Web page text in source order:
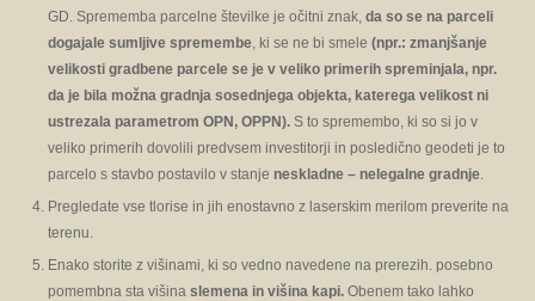
GD. Sprememba parcelne številke je očitni znak, da so se na parceli
dogajale sumljive spremembe, ki se ne bi smele (npr.: zmanjšanje
velikosti gradbene parcele se je v veliko primerih spreminjala, npr.
da je bila možna gradnja sosednjega objekta, katerega velikost ni
ustrezala parametrom OPN, OPPN). S to spremembo, ki so si jo v
veliko primerih dovolili predvsem investitorji in posledično geodeti je to
parcelo s stavbo postavilo v stanje neskladne – nelegalne gradnje.
Pregledate vse tlorise in jih enostavno z laserskim merilom preverite na
terenu.
Enako storite z višinami, ki so vedno navedene na prerezih. posebno
pomembna sta višina slemena in višina kapi. Obenem tako lahko